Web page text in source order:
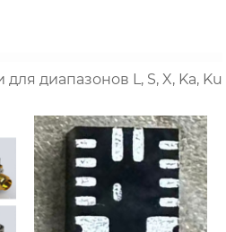
диапазонов L, S, X, Ka, Ku